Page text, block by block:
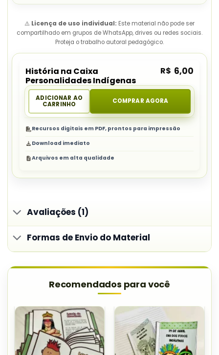
⚠️ Licença de uso individual: Este material não pode ser
compartilhado em grupos de WhatsApp, drives ou redes sociais.
Proteja o trabalho autoral pedagógico.
História na Caixa
Personalidades Indígenas
R$ 6,00
ADICIONAR AO
CARRINHO
COMPRAR AGORA
Recursos digitais em PDF, prontos para impressão
Download imediato
Arquivos em alta qualidade
Avaliações (1)
Formas de Envio do Material
Recomendados para você